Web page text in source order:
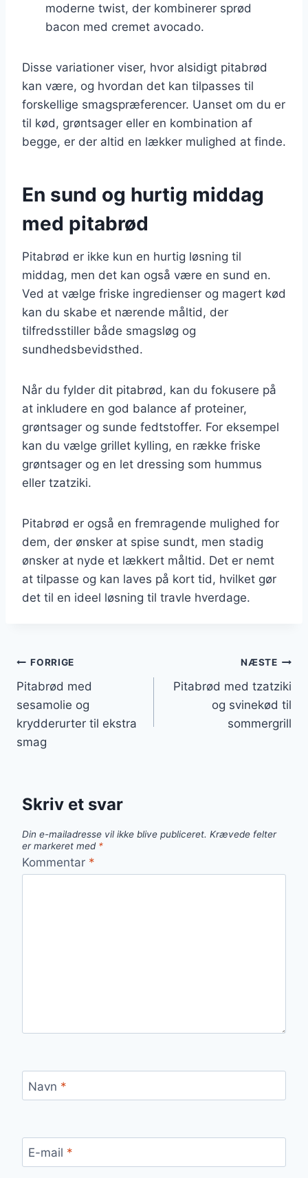
moderne twist, der kombinerer sprød
bacon med cremet avocado.
Disse variationer viser, hvor alsidigt pitabrød
kan være, og hvordan det kan tilpasses til
forskellige smagspræferencer. Uanset om du er
til kød, grøntsager eller en kombination af
begge, er der altid en lækker mulighed at finde.
En sund og hurtig middag
med pitabrød
Pitabrød er ikke kun en hurtig løsning til
middag, men det kan også være en sund en.
Ved at vælge friske ingredienser og magert kød
kan du skabe et nærende måltid, der
tilfredsstiller både smagsløg og
sundhedsbevidsthed.
Når du fylder dit pitabrød, kan du fokusere på
at inkludere en god balance af proteiner,
grøntsager og sunde fedtstoffer. For eksempel
kan du vælge grillet kylling, en række friske
grøntsager og en let dressing som hummus
eller tzatziki.
Pitabrød er også en fremragende mulighed for
dem, der ønsker at spise sundt, men stadig
ønsker at nyde et lækkert måltid. Det er nemt
at tilpasse og kan laves på kort tid, hvilket gør
det til en ideel løsning til travle hverdage.
Indlægsnavigation
FORRIGE
Pitabrød med
sesamolie og
krydderurter til ekstra
smag
NÆSTE
Pitabrød med tzatziki
og svinekød til
sommergrill
Skriv et svar
Din e-mailadresse vil ikke blive publiceret. Krævede felter
er markeret med *
Kommentar *
Navn *
E-mail *